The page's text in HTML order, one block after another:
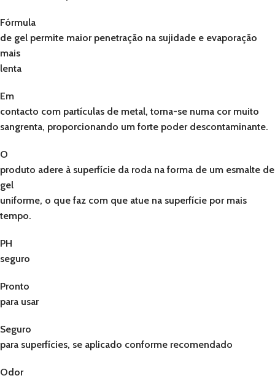
Fórmula
de gel permite maior penetração na sujidade e evaporação
mais
lenta
Em
contacto com partículas de metal, torna-se numa cor muito
sangrenta, proporcionando um forte poder descontaminante.
O
produto adere à superfície da roda na forma de um esmalte de
gel
uniforme, o que faz com que atue na superfície por mais
tempo.
PH
seguro
Pronto
para usar
Seguro
para superfícies, se aplicado conforme recomendado
Odor